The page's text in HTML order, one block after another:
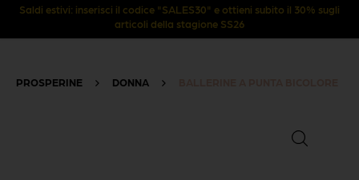
Saldi estivi: inserisci il codice "SALES30" e ottieni subito il 30% sugli
articoli della stagione SS26
PROSPERINE DONNA